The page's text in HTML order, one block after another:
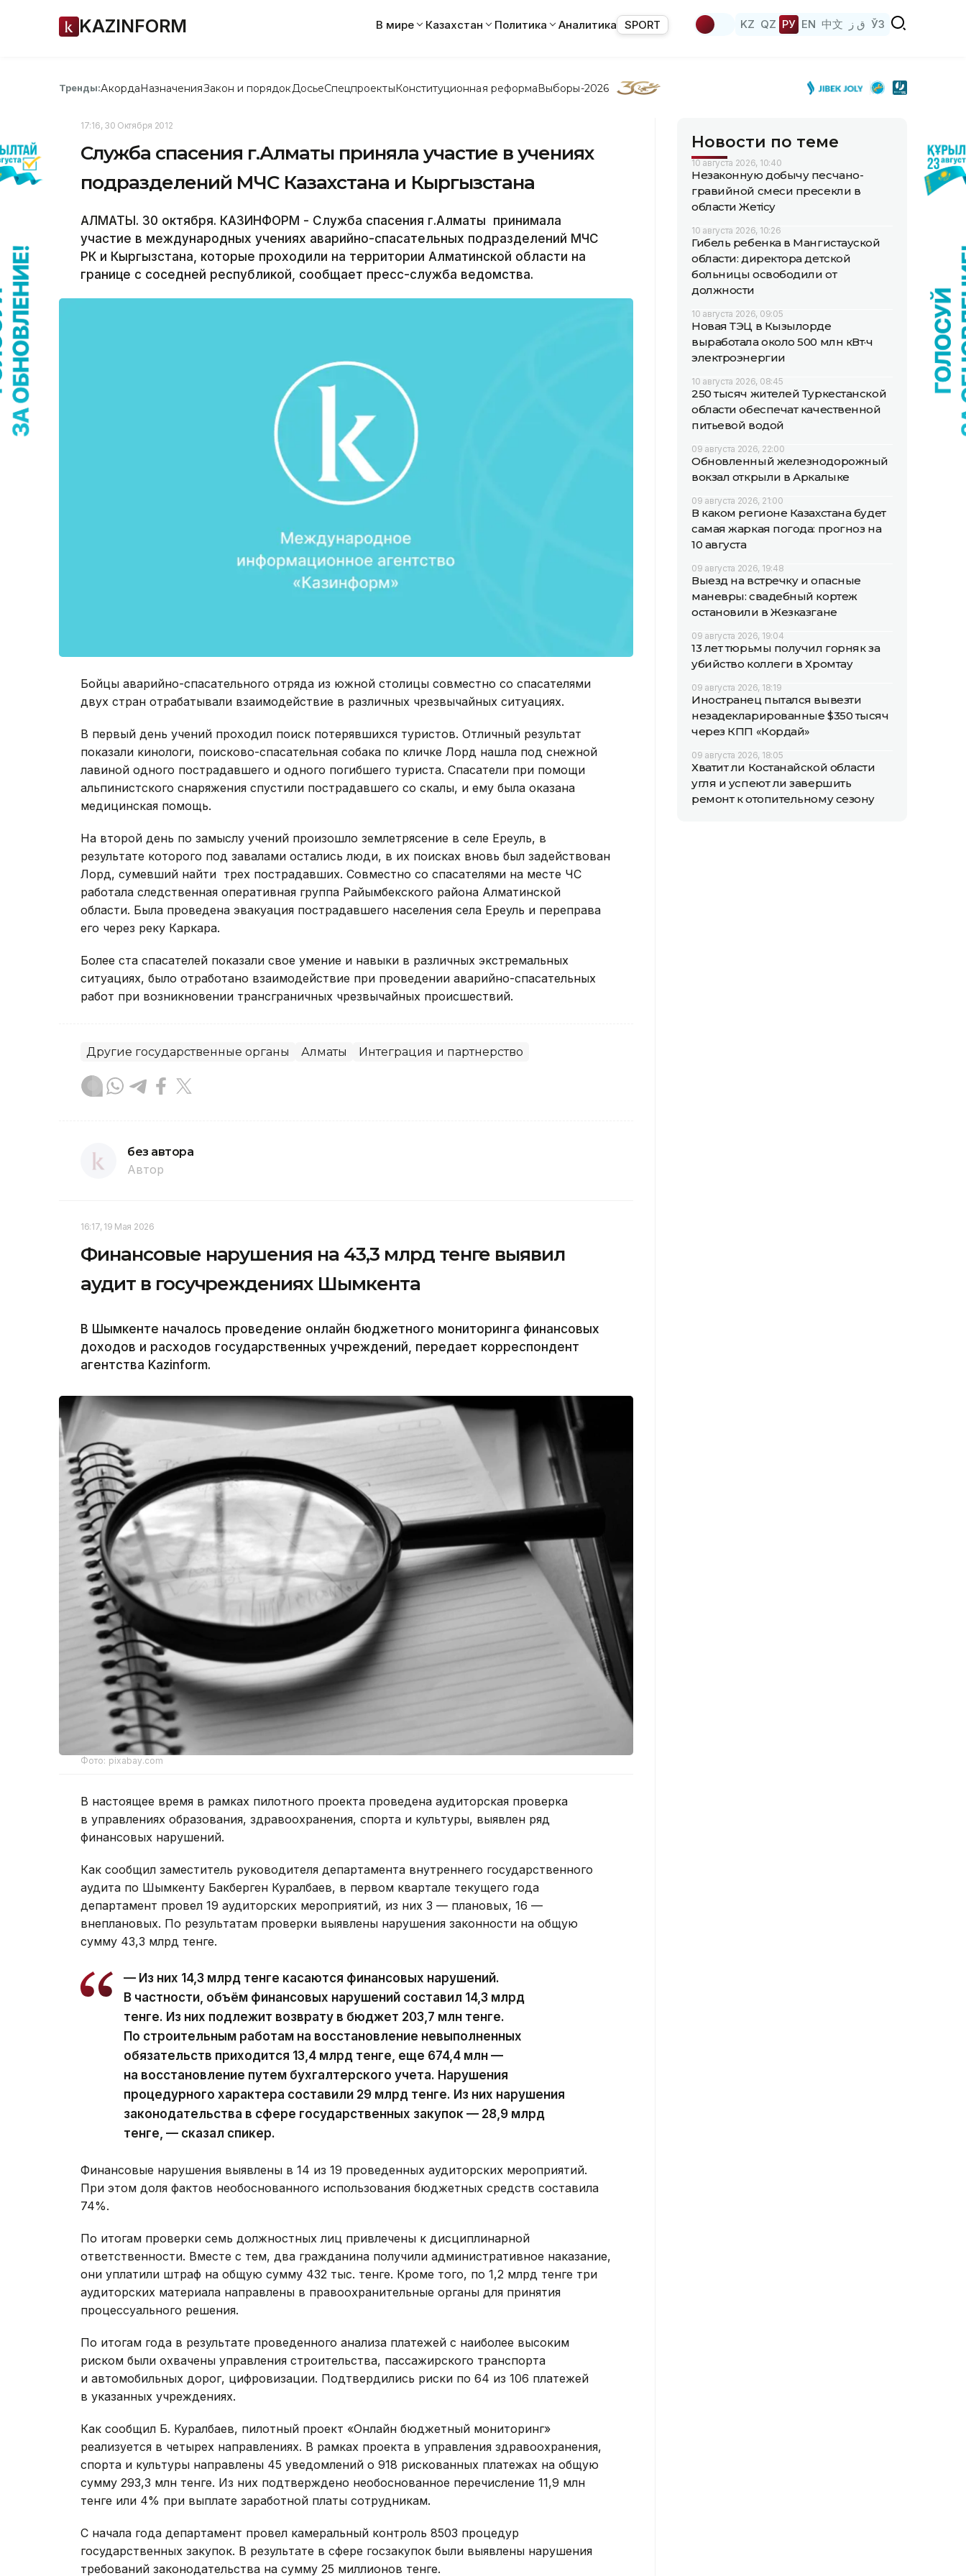
KAZINFORM В мире Казахстан Политика Аналитика SPORT KZ QZ РУ EN 中文 ق ز ЎЗ
Тренды:АкордаНазначенияЗакон и порядок ДосьеСпецпроектыКонституционная реформаВыборы-2026
17:16, 30 Октября 2012
Служба спасения г.Алматы приняла участие в учениях
подразделений МЧС Казахстана и Кыргызстана
АЛМАТЫ. 30 октября. КАЗИНФОРМ - Служба спасения г.Алматы принимала
участие в международных учениях аварийно-спасательных подразделений МЧС
РК и Кыргызстана, которые проходили на территории Алматинской области на
границе с соседней республикой, сообщает пресс-служба ведомства.
Бойцы аварийно-спасательного отряда из южной столицы совместно со спасателями
двух стран отрабатывали взаимодействие в различных чрезвычайных ситуациях.
В первый день учений проходил поиск потерявшихся туристов. Отличный результат
показали кинологи, поисково-спасательная собака по кличке Лорд нашла под снежной
лавиной одного пострадавшего и одного погибшего туриста. Спасатели при помощи
альпинистского снаряжения спустили пострадавшего со скалы, и ему была оказана
медицинская помощь.
На второй день по замыслу учений произошло землетрясение в селе Ереуль, в
результате которого под завалами остались люди, в их поисках вновь был задействован
Лорд, сумевший найти трех пострадавших. Совместно со спасателями на месте ЧС
работала следственная оперативная группа Райымбекского района Алматинской
области. Была проведена эвакуация пострадавшего населения села Ереуль и переправа
его через реку Каркара.
Более ста спасателей показали свое умение и навыки в различных экстремальных
ситуациях, было отработано взаимодействие при проведении аварийно-спасательных
работ при возникновении трансграничных чрезвычайных происшествий.
Другие государственные органы Алматы Интеграция и партнерство
без автора
Автор
16:17, 19 Мая 2026
Финансовые нарушения на 43,3 млрд тенге выявил
аудит в госучреждениях Шымкента
В Шымкенте началось проведение онлайн бюджетного мониторинга финансовых
доходов и расходов государственных учреждений, передает корреспондент
агентства Kazinform.
Фото: pixabay.com
В настоящее время в рамках пилотного проекта проведена аудиторская проверка
в управлениях образования, здравоохранения, спорта и культуры, выявлен ряд
финансовых нарушений.
Как сообщил заместитель руководителя департамента внутреннего государственного
аудита по Шымкенту Бакберген Куралбаев, в первом квартале текущего года
департамент провел 19 аудиторских мероприятий, из них 3 — плановых, 16 —
внеплановых. По результатам проверки выявлены нарушения законности на общую
сумму 43,3 млрд тенге.
— Из них 14,3 млрд тенге касаются финансовых нарушений.
В частности, объём финансовых нарушений составил 14,3 млрд
тенге. Из них подлежит возврату в бюджет 203,7 млн тенге.
По строительным работам на восстановление невыполненных
обязательств приходится 13,4 млрд тенге, еще 674,4 млн —
на восстановление путем бухгалтерского учета. Нарушения
процедурного характера составили 29 млрд тенге. Из них нарушения
законодательства в сфере государственных закупок — 28,9 млрд
тенге, — сказал спикер.
Финансовые нарушения выявлены в 14 из 19 проведенных аудиторских мероприятий.
При этом доля фактов необоснованного использования бюджетных средств составила
74%.
По итогам проверки семь должностных лиц привлечены к дисциплинарной
ответственности. Вместе с тем, два гражданина получили административное наказание,
они уплатили штраф на общую сумму 432 тыс. тенге. Кроме того, по 1,2 млрд тенге три
аудиторских материала направлены в правоохранительные органы для принятия
процессуального решения.
По итогам года в результате проведенного анализа платежей с наиболее высоким
риском были охвачены управления строительства, пассажирского транспорта
и автомобильных дорог, цифровизации. Подтвердились риски по 64 из 106 платежей
в указанных учреждениях.
Как сообщил Б. Куралбаев, пилотный проект «Онлайн бюджетный мониторинг»
реализуется в четырех направлениях. В рамках проекта в управления здравоохранения,
спорта и культуры направлены 45 уведомлений о 918 рискованных платежах на общую
сумму 293,3 млн тенге. Из них подтверждено необоснованное перечисление 11,9 млн
тенге или 4% при выплате заработной платы сотрудникам.
С начала года департамент провел камеральный контроль 8503 процедур
государственных закупок. В результате в сфере госзакупок были выявлены нарушения
требований законодательства на сумму 25 миллионов тенге.
Новости по теме
10 августа 2026, 10:40
Незаконную добычу песчано-
гравийной смеси пресекли в
области Жетісу
10 августа 2026, 10:26
Гибель ребенка в Мангистауской
области: директора детской
больницы освободили от
должности
10 августа 2026, 09:05
Новая ТЭЦ в Кызылорде
выработала около 500 млн кВт·ч
электроэнергии
10 августа 2026, 08:45
250 тысяч жителей Туркестанской
области обеспечат качественной
питьевой водой
09 августа 2026, 22:00
Обновленный железнодорожный
вокзал открыли в Аркалыке
09 августа 2026, 21:00
В каком регионе Казахстана будет
самая жаркая погода: прогноз на
10 августа
09 августа 2026, 19:48
Выезд на встречку и опасные
маневры: свадебный кортеж
остановили в Жезказгане
09 августа 2026, 19:04
13 лет тюрьмы получил горняк за
убийство коллеги в Хромтау
09 августа 2026, 18:19
Иностранец пытался вывезти
незадекларированные $350 тысяч
через КПП «Кордай»
09 августа 2026, 18:05
Хватит ли Костанайской области
угля и успеют ли завершить
ремонт к отопительному сезону